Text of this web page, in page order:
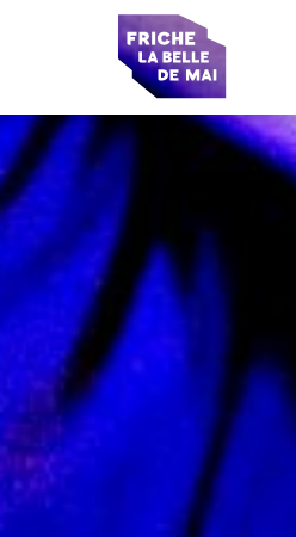
Panneau de gestion des cookies